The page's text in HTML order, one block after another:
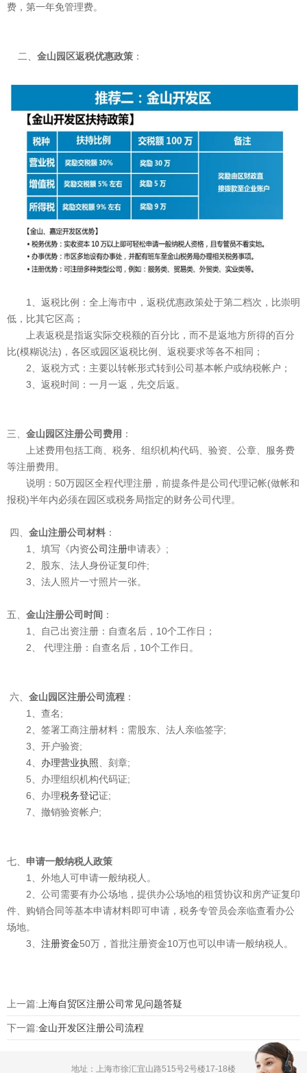
费，第一年免管理费。
二、 金山园区返税优惠政策 ：
1、返税比例：全上海市中，返税优惠政策处于第二档次，比崇明
低，比其它区高；
上表返税是指返实际交税额的百分比，而不是返地方所得的百分
比(模糊说法)，各区或园区返税比例、返税要求等各不相同；
2、返税方式：主要以转帐形式转到公司基本帐户或纳税帐户；
3、返税时间：一月一返，先交后返。
三、 金山园区注册公司费用 ：
上述费用包括工商、税务、组织机构代码、验资、公章、服务费
等注册费用。
说明：50万园区全程代理注册，前提条件是公司代理记帐(做帐和
报税)半年内必须在园区或税务局指定的财务公司代理。
四、 金山注册公司材料 ：
1、填写《内资公司注册申请表》;
2、股东、法人身份证复印件;
3、法人照片一寸照片一张。
五、 金山注册公司时间 ：
1、自己出资注册：自查名后，10个工作日；
2、 代理注册：自查名后，10个工作日。
六、 金山园区注册公司流程 ：
1、查名;
2、签署工商注册材料：需股东、法人亲临签字;
3、开户验资;
4、 办理营业执照 、刻章;
5、办理组织机构代码证;
6、办理税务登记证;
7、撤销验资帐户;
七、 申请一般纳税人政策
1、外地人可申请一般纳税人。
2、公司需要有办公场地，提供办公场地的租赁协议和房产证复印
件、购销合同等基本申请材料即可申请，税务专管员会亲临查看办公
场地。
3、 注册资金50万，首批注册资金10万也可以申请一般纳税人。
上一篇: 上海自贸区注册公司常见问题答疑
下一篇:金山开发区注册公司流程
地址：上海市徐汇宜山路515号2号楼17-18楼